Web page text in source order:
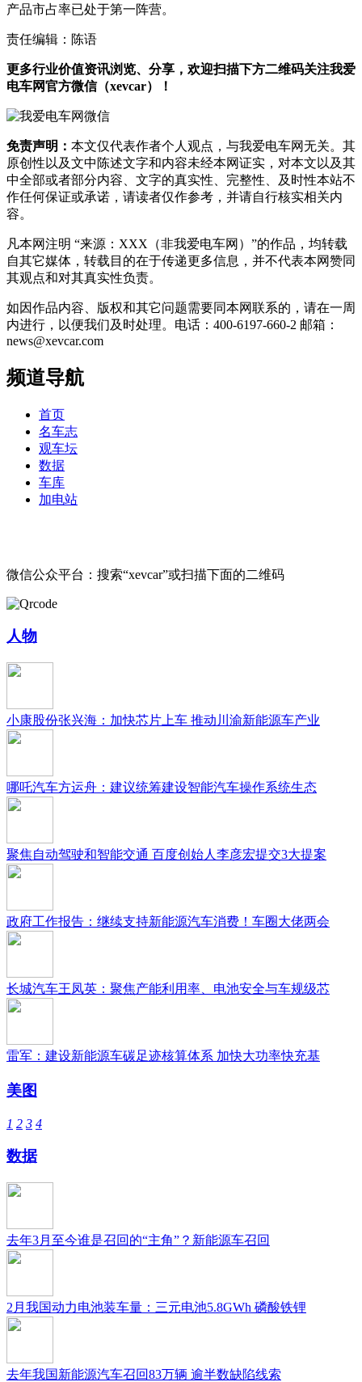
产品市占率已处于第一阵营。
责任编辑：陈语
更多行业价值资讯浏览、分享，欢迎扫描下方二维码关注我爱
电车网官方微信（xevcar）！
免责声明： 本文仅代表作者个人观点，与我爱电车网无关。其
原创性以及文中陈述文字和内容未经本网证实，对本文以及其
中全部或者部分内容、文字的真实性、完整性、及时性本站不
作任何保证或承诺，请读者仅作参考，并请自行核实相关内
容。
凡本网注明 “来源：XXX（非我爱电车网）”的作品，均转载
自其它媒体，转载目的在于传递更多信息，并不代表本网赞同
其观点和对其真实性负责。
如因作品内容、版权和其它问题需要同本网联系的，请在一周
内进行，以便我们及时处理。电话：400-6197-660-2 邮箱：
news@xevcar.com
频道导航
首页
名车志
观车坛
数据
车库
加电站
微信公众平台：搜索“xevcar”或扫描下面的二维码
人物
小康股份张兴海：加快芯片上车 推动川渝新能源车产业
哪吒汽车方运舟：建议统筹建设智能汽车操作系统生态
聚焦自动驾驶和智能交通 百度创始人李彦宏提交3大提案
政府工作报告：继续支持新能源汽车消费！车圈大佬两会
长城汽车王凤英：聚焦产能利用率、电池安全与车规级芯
雷军：建设新能源车碳足迹核算体系 加快大功率快充基
美图
1 2 3 4
数据
去年3月至今谁是召回的“主角”？新能源车召回
2月我国动力电池装车量：三元电池5.8GWh 磷酸铁锂
去年我国新能源汽车召回83万辆 逾半数缺陷线索